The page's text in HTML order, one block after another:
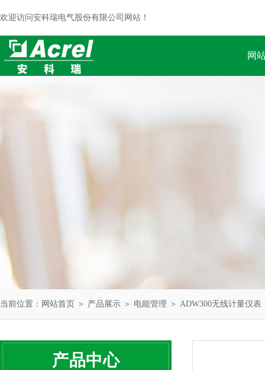
欢迎访问安科瑞电气股份有限公司网站！
网
当前位置： 网站首页 ＞ 产品展示 ＞ 电能管理 ＞ ADW300无线计量仪表
产品中心